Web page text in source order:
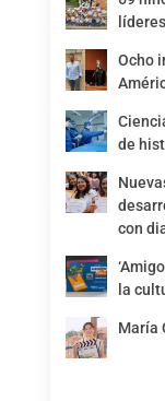
Ocho
de
con
la
María